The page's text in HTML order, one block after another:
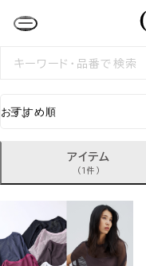
検
アイテム
(1件)